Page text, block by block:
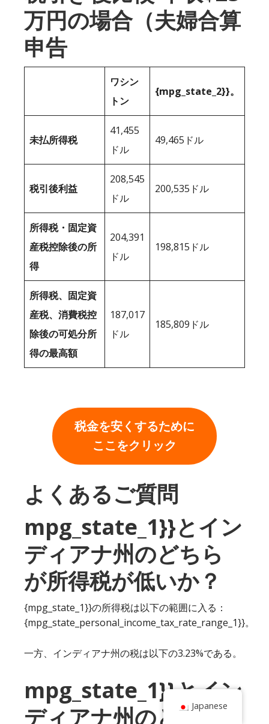
万円の場合（夫婦合算
申告
ワシン
トン
{mpg_state_2}}。
未払所得税
41,455
ドル
49,465ドル
税引後利益
208,545
ドル
200,535ドル
所得税・固定資
産税控除後の所
得
204,391
ドル
198,815ドル
所得税、固定資
産税、消費税控
除後の可処分所
得の最高額
187,017
ドル
185,809ドル
税金を安くするために
ここをクリック
よくあるご質問
mpg_state_1}}とイン
ディアナ州のどちら
が所得税が低いか？
{mpg_state_1}}の所得税は以下の範囲に入る：
{mpg_state_personal_income_tax_rate_range_1}}。
一方、インディアナ州の税は以下の3.23%である。
mpg_state_1}}とイン
ディアナ州のどちら
Japanese